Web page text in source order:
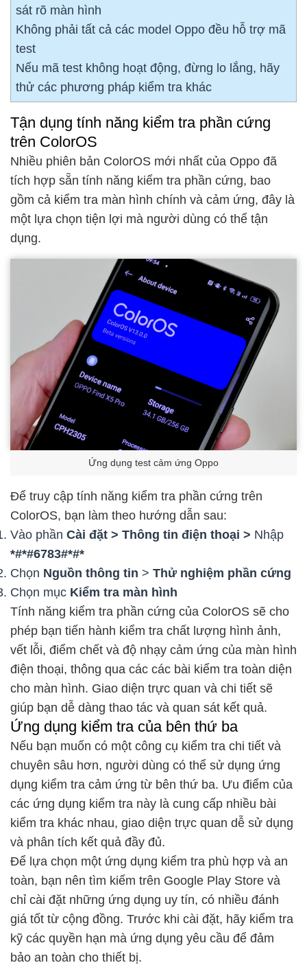
sát rõ màn hình
Không phải tất cả các model Oppo đều hỗ trợ mã
test
Nếu mã test không hoạt động, đừng lo lắng, hãy
thử các phương pháp kiểm tra khác
Tận dụng tính năng kiểm tra phần cứng
trên ColorOS
Nhiều phiên bản ColorOS mới nhất của Oppo đã
tích hợp sẵn tính năng kiểm tra phần cứng, bao
gồm cả kiểm tra màn hình chính và cảm ứng, đây là
một lựa chọn tiện lợi mà người dùng có thể tận
dụng.
Ứng dụng test cảm ứng Oppo
Để truy cập tính năng kiểm tra phần cứng trên
ColorOS, bạn làm theo hướng dẫn sau:
Vào phần Cài đặt > Thông tin điện thoại > Nhập
*#*#6783#*#*
Chọn Nguồn thông tin > Thử nghiệm phần cứng
Chọn mục Kiểm tra màn hình
Tính năng kiểm tra phần cứng của ColorOS sẽ cho
phép bạn tiến hành kiểm tra chất lượng hình ảnh,
vết lỗi, điểm chết và độ nhạy cảm ứng của màn hình
điện thoại, thông qua các các bài kiểm tra toàn diện
cho màn hình. Giao diện trực quan và chi tiết sẽ
giúp bạn dễ dàng thao tác và quan sát kết quả.
Ứng dụng kiểm tra của bên thứ ba
Nếu bạn muốn có một công cụ kiểm tra chi tiết và
chuyên sâu hơn, người dùng có thể sử dụng ứng
dụng kiểm tra cảm ứng từ bên thứ ba. Ưu điểm của
các ứng dụng kiểm tra này là cung cấp nhiều bài
kiểm tra khác nhau, giao diện trực quan dễ sử dụng
và phân tích kết quả đầy đủ.
Để lựa chọn một ứng dụng kiểm tra phù hợp và an
toàn, bạn nên tìm kiếm trên Google Play Store và
chỉ cài đặt những ứng dụng uy tín, có nhiều đánh
giá tốt từ cộng đồng. Trước khi cài đặt, hãy kiểm tra
kỹ các quyền hạn mà ứng dụng yêu cầu để đảm
bảo an toàn cho thiết bị.